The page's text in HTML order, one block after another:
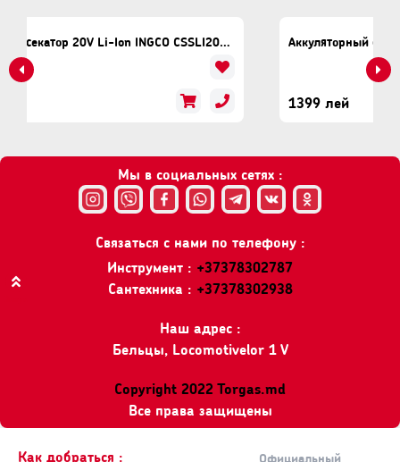
Аккуляторный секатор 20V Li-Ion INGCO CSSLI202581
1399 лей
Мы в социальных сетях :
Связаться с нами по телефону :
Инструмент : +37378302787
Сантехника : +37378302938
Наш адрес :
Бельцы, Locomotivelor 1 V
Copyright 2022 Torgas.md
Все права защищены
Как добраться : Официальный